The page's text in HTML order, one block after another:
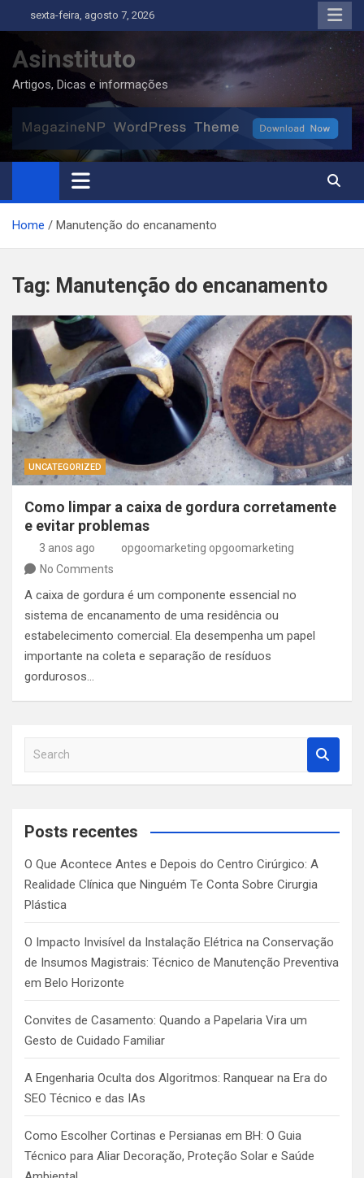
to
content
sexta-feira, agosto 7, 2026
Asinstituto
Artigos, Dicas e informações
Home Manutenção do encanamento
Tag: Manutenção do encanamento
UNCATEGORIZED
Como limpar a caixa de gordura corretamente
e evitar problemas
3 anos ago
opgoomarketing opgoomarketing
No Comments
A caixa de gordura é um componente essencial no
sistema de encanamento de uma residência ou
estabelecimento comercial. Ela desempenha um papel
importante na coleta e separação de resíduos
gordurosos…
a
c
Posts recentes
O Que Acontece Antes e Depois do Centro Cirúrgico: A
Realidade Clínica que Ninguém Te Conta Sobre Cirurgia
Plástica
O Impacto Invisível da Instalação Elétrica na Conservação
de Insumos Magistrais: Técnico de Manutenção Preventiva
em Belo Horizonte
Convites de Casamento: Quando a Papelaria Vira um
Gesto de Cuidado Familiar
A Engenharia Oculta dos Algoritmos: Ranquear na Era do
SEO Técnico e das IAs
Como Escolher Cortinas e Persianas em BH: O Guia
Técnico para Aliar Decoração, Proteção Solar e Saúde